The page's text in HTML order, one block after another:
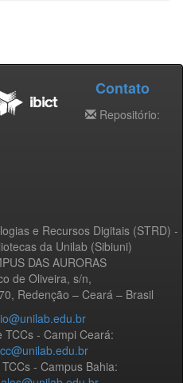
e Recursos Digitais (STRD) -
da Unilab (Sibiuni)
DAS AURORAS
de Oliveira, s/n,
Redenção – Ceará – Brasil
Contato
Repositório:
TCCs - Campi Ceará:
- Campus Bahia: